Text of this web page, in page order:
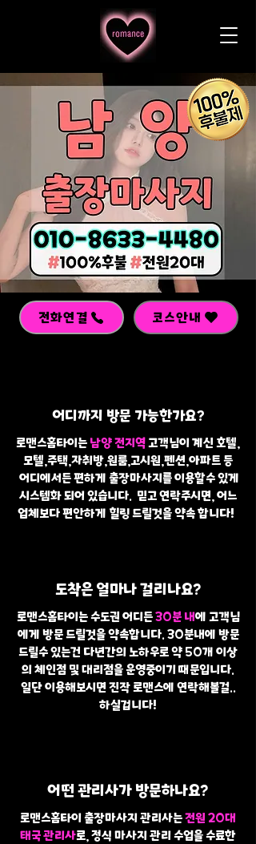
전화연결 코스안내
어디까지 방문 가능한가요?
로맨스홈타이는 남양 전지역고객님이 계신 호텔,
모텔,주택,자취방,원룸,고시원,펜션,아파트 등
어디에서든 편하게 출장마사지를 이용할수 있게
시스템화 되어 있습니다. 믿고 연락주시면, 어느
업체보다 편안하게 힐링 드릴것을 약속 합니다!
도착은 얼마나 걸리나요?
로맨스홈타이는 수도권 어디든30분 내에 고객님
에게 방문 드릴것을 약속합니다. 30분내에 방문
드릴수 있는건 다년간의 노하우로 약 50개 이상
의 체인점 및 대리점을 운영중이기 때문입니다.
일단 이용해보시면 진작 로맨스에 연락해볼걸..
하실겁니다!
어떤 관리사가 방문하나요?
로맨스홈타이 출장마사지 관리사는전원 20대
태국 관리사로, 정식 마사지 관리 수업을 수료한